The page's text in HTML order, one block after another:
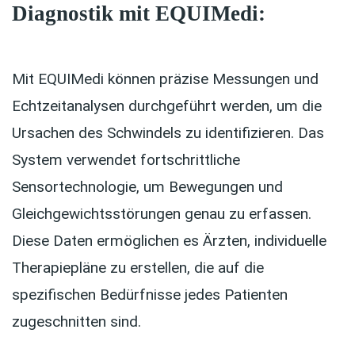
Diagnostik mit EQUIMedi:
Mit EQUIMedi können präzise Messungen und
Echtzeitanalysen durchgeführt werden, um die
Ursachen des Schwindels zu identifizieren. Das
System verwendet fortschrittliche
Sensortechnologie, um Bewegungen und
Gleichgewichtsstörungen genau zu erfassen.
Diese Daten ermöglichen es Ärzten, individuelle
Therapiepläne zu erstellen, die auf die
spezifischen Bedürfnisse jedes Patienten
zugeschnitten sind.